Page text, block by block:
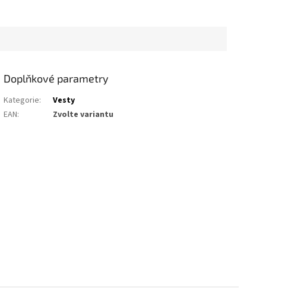
Doplňkové parametry
Kategorie:
Vesty
EAN: Zvolte variantu